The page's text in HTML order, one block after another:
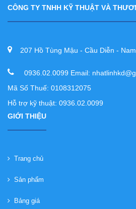
CÔNG TY TNHH KỸ THUẬT VÀ
207 Hồ Tùng Mậu - Cầu Diễn -
0936.02.0099 Email:
Mã Số Thuế: 0108312075
Hỗ trợ kỹ thuật: 0936.02.0099
GIỚI THIỆU
Trang chủ
Sản phẩm
Bảng giá